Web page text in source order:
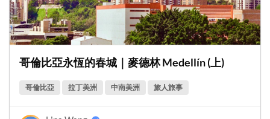
哥倫比亞永恆的春城｜麥德林 Medellín (上)
哥倫比亞 拉丁美洲 中南美洲 旅人旅事